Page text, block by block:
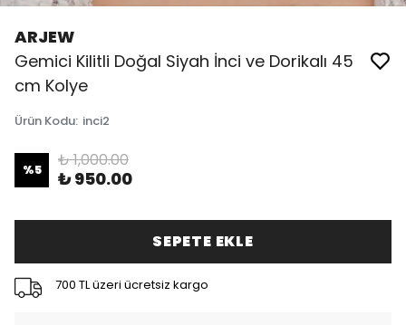
ARJEW
Gemici Kilitli Doğal Siyah İnci ve Dorikalı 45
cm Kolye
Ürün Kodu: inci2
%5 ₺ 1,000.00
₺ 950.00
SEPETE EKLE
700 TL üzeri ücretsiz kargo